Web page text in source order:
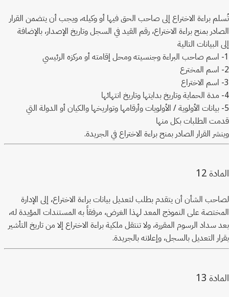
تُسلم براءة الاختراع إلى صاحب الحق فيها أو وكيله، ويجب أن يتضمن القرار
الصادر بمنح براءة الاختراع، رقم القيد في السجل وتاريخ الإصدار، بالإضافة
إلى البيانات التالية
1- اسم صاحب البراءة وجنسيته ومحل إقامته أو مركزه الرئيسي
2- اسم المخترع
3- اسم الاختراع
4- مدة الحماية وتاريخ بدايتها وتاريخ انتهائها
5- بيانات الأولوية / الأولويات وأرقامها وتواريخها والكيان أو الدولة التي
قدمت الطلبات بكل منها
وينشر القرار الصادر بمنح براءة الاختراع في الجريدة.
المادة 12
لصاحب الشأن أن يتقدم بطلب لتعديل بيانات براءة الاختراع، إلى الإدارة
المختصة على النموذج المعد لهذا الغرض، مرفقاً به المستندات المؤيدة له،
بعد سداد الرسوم المقررة، ولا تنتقل ملكية براءة الاختراع إلا من تاريخ التأشير
بقرار التعديل بالسجل، وإعلانه بالجريدة.
المادة 13